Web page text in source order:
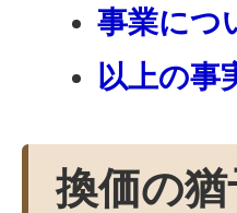
事業につ
以上の事
換価の猶